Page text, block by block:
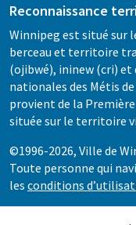
Reconnaissance
Winnipeg est situé sur
berceau et territoire
(ojibwé), ininew (cri)
nationales des Métis
provient de la
située sur le territoire
©1996-2026, Ville de
Toute personne qui
les conditions